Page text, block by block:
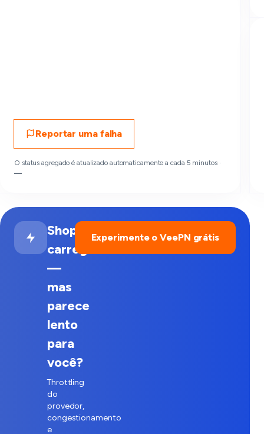
Reportar uma falha
O status agregado é atualizado automaticamente a cada 5 minutos ·
—
Shopify
carrega
—
mas
parece
lento
para
você?
Throttling
do
provedor,
congestionamento
e
Experimente o VeePN grátis